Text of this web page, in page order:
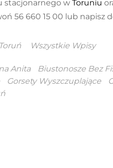
stacjonarnego w Toruniu
56 660 15 00 lub napisz
Wszystkie Wpisy
Anita Biustonosze Bez
Gorsety Wyszczuplające